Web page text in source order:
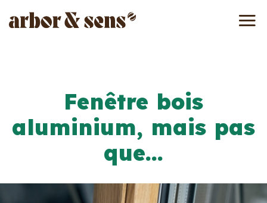
Fenêtre bois
aluminium, mais pas
que…